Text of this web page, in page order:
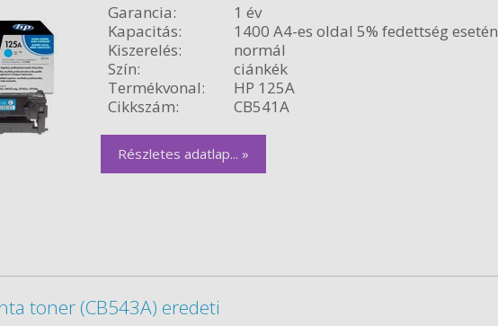
Garancia:
1 év
Kapacitás:
1400 A4-es oldal 5% fedettség esetén
Kiszerelés:
normál
Szín:
ciánkék
Termékvonal:
HP 125A
Cikkszám:
CB541A
Részletes adatlap... »
toner (CB543A) eredeti